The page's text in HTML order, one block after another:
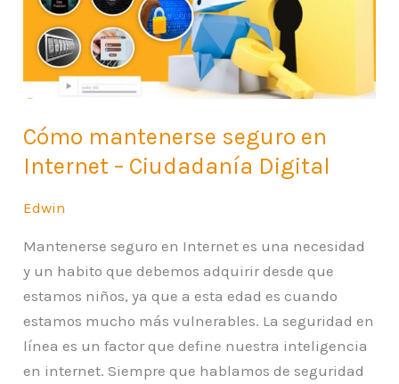
Cómo mantenerse seguro en
Internet – Ciudadanía Digital
Edwin
Mantenerse seguro en Internet es una necesidad
y un habito que debemos adquirir desde que
estamos niños, ya que a esta edad es cuando
estamos mucho más vulnerables. La seguridad en
línea es un factor que define nuestra inteligencia
en internet. Siempre que hablamos de seguridad
Internet
Ciudadanía
Digital